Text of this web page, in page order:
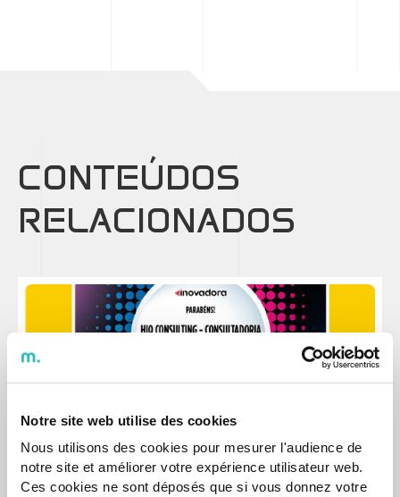
Notre site web utilise des cookies
Nous utilisons des cookies pour mesurer l'audience de
notre site et améliorer votre expérience utilisateur web.
Ces cookies ne sont déposés que si vous donnez votre
CONTEÚDOS
RELACIONADOS
Estatuto de Inovação COTEC atribuído à agap2IT
Reconhecida como uma empresa que aposta na
Investigação e Inovação e cria valor em Portugal.